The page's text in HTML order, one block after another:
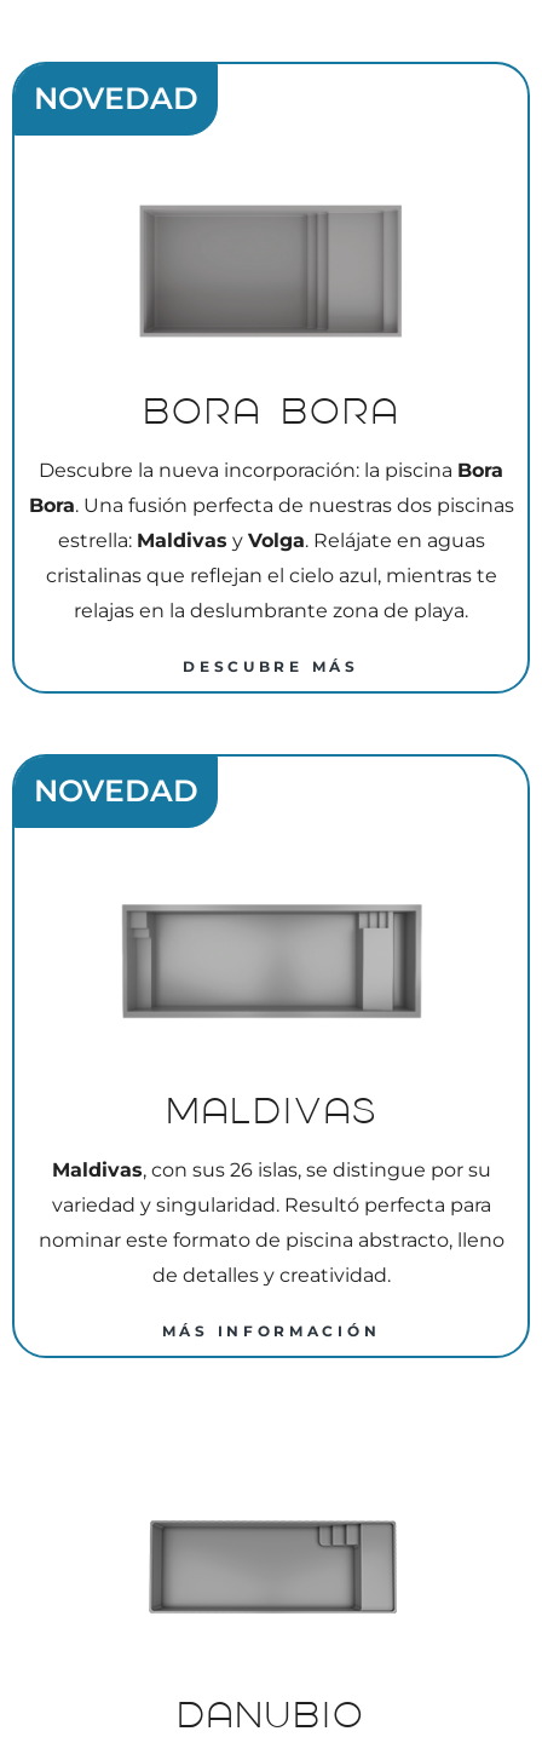
NOVEDAD
Bora Bora
Descubre la nueva incorporación: la piscina Bora
Bora. Una fusión perfecta de nuestras dos piscinas
estrella: Maldivas y Volga. Relájate en aguas
cristalinas que reflejan el cielo azul, mientras te
relajas en la deslumbrante zona de playa.
DESCUBRE MÁS
NOVEDAD
Maldivas
Maldivas, con sus 26 islas, se distingue por su
variedad y singularidad. Resultó perfecta para
nominar este formato de piscina abstracto, lleno
de detalles y creatividad.
MÁS INFORMACIÓN
Danubio